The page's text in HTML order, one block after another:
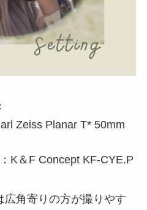
Zeiss Planar T* 50mm
K＆F Concept KF-CYE.P
角寄りの方が撮りやす